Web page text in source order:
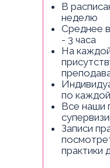
В
неделю
Среднее
- 3 часа
На
по
Все наши
Записи
практики